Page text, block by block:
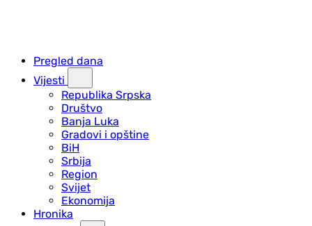
Pregled dana
Vijesti
Republika Srpska
Društvo
Banja Luka
Gradovi i opštine
BiH
Srbija
Region
Svijet
Ekonomija
Hronika